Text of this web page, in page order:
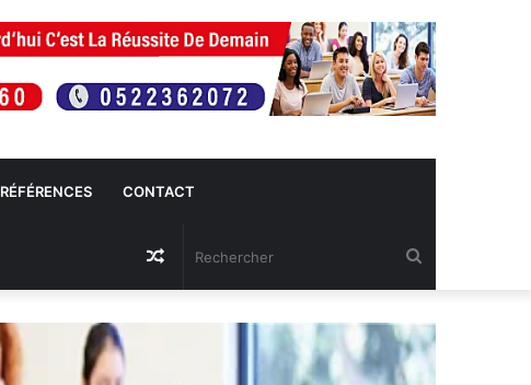
RÉFÉRENCES CONTACT
Article
Aléatoire